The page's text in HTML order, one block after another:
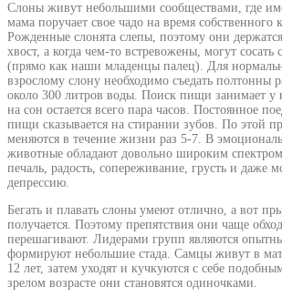
Слоны живут небольшими сообществами, где
мама поручает свое чадо на время собственного
Рожденные слонята слепы, поэтому они
хвост, а когда чем-то встревожены, могут сосать
(прямо как наши младенцы палец). Для
взрослому слону необходимо съедать полтонны
около 300 литров воды. Поиск пищи занимает у
на сон остается всего пара часов. Постоянное
пищи сказывается на стирании зубов. По этой
меняются в течение жизни раз 5-7. В
животные обладают довольно широким
печаль, радость, сопереживание, грусть и даже
депрессию.
Бегать и плавать слоны умеют отлично, а вот
получается. Поэтому препятствия они чаще
перешагивают. Лидерами групп являются
формируют небольшие стада. Самцы живут в
12 лет, затем уходят и кучкуются с себе
зрелом возрасте они становятся одиночками.